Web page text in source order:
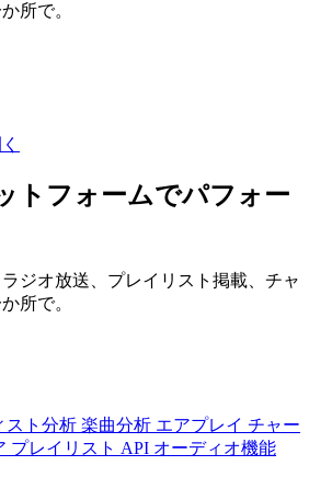
所で。
トフォームでパフォー
ジオ放送、プレイリスト掲載、チャ
所で。
スト分析 楽曲分析 エアプレイ チャー
プレイリスト API オーディオ機能